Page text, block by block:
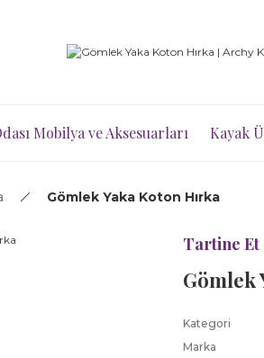
Mobilya ve Aksesuarları Kayak
Gömlek Yaka Koton Hırka
Tartine Et
Gömlek
Kategori
Marka